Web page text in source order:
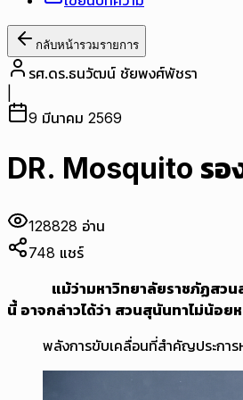
กลับหน้ารวมรายการ
รศ.ดร.ธนวัฒน์ ชัยพงศ์พัชรา
9 มีนาคม 2569
DR. Mosquito รอ
128828 อ่าน
748 แชร์
แม้ว่ามหาวิทยาลัยราชภัฏสวน
นี้ อาจกล่าวได้ว่า สวนสุนันทาไม่น้อย
พลังการขับเคลื่อนที่สำคัญประการ